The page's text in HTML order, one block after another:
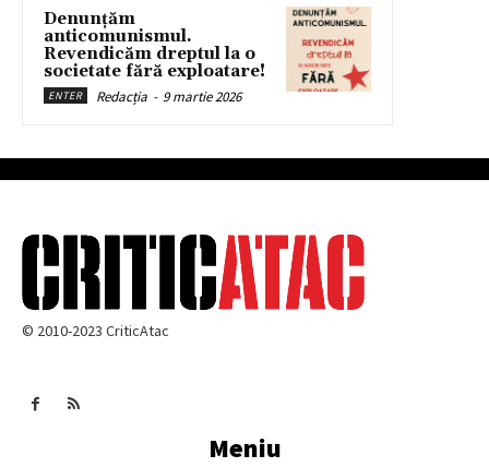
Denunțăm
anticomunismul.
Revendicăm dreptul la o
societate fără exploatare!
ENTER Redacția - 9 martie 2026
© 2010-2023 CriticAtac
Meniu